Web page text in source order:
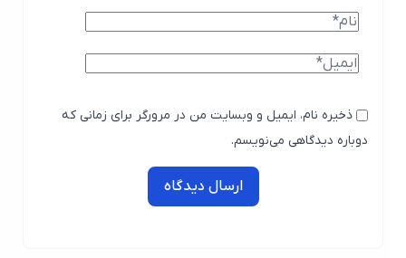
ذخیره نام، ایمیل و وبسایت من در مرورگر برای زمانی که
دوباره دیدگاهی می‌نویسم.
ارسال دیدگاه